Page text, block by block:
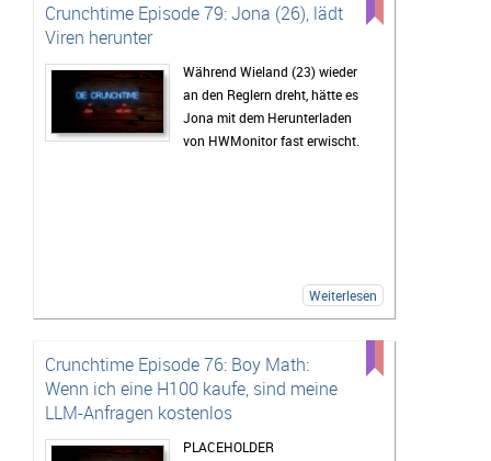
Crunchtime Episode 79: Jona (26), lädt
Viren herunter
Während Wieland (23) wieder
an den Reglern dreht, hätte es
Jona mit dem Herunterladen
von HWMonitor fast erwischt.
Weiterlesen
Crunchtime Episode 76: Boy Math:
Wenn ich eine H100 kaufe, sind meine
LLM-Anfragen kostenlos
PLACEHOLDER